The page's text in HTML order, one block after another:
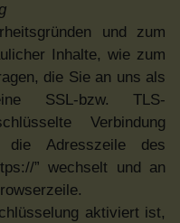
und zum
Inhalte, wie zum
die Sie an uns als
SSL-bzw. TLS-
Verbindung
Adresszeile des
” wechselt und an
aktiviert ist,